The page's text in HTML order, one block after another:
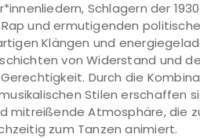
Schlagern der
Rap und ermutigenden
Klängen und
von Widerstand und
Durch die
Stilen erschaffen
mitreißende Atmosphäre, die
zum Tanzen animiert.